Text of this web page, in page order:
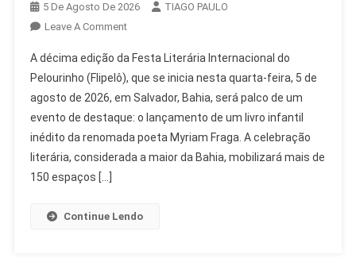
5 De Agosto De 2026
TIAGO PAULO
Leave A CommentOn
Infantil
Inédito
De
Myriam
Fraga
Lançado
A décima edição da Festa Literária Internacional do
Pelourinho (Flipelô), que se inicia nesta quarta-feira, 5 de
agosto de 2026, em Salvador, Bahia, será palco de um
evento de destaque: o lançamento de um livro infantil
inédito da renomada poeta Myriam Fraga. A celebração
literária, considerada a maior da Bahia, mobilizará mais de
150 espaços […]
Continue Lendo